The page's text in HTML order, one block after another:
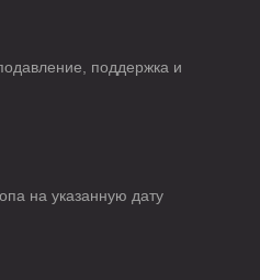
поддержка и
на указанную дату